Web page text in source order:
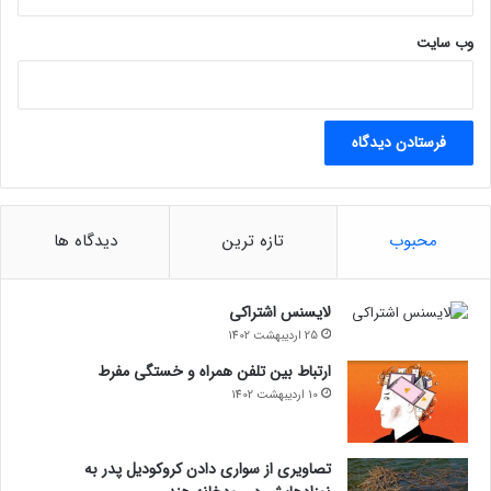
کاربران VIP صرافی تبدیل می‌توانند از این قابلیت استفاده کرده و
بازدهی معاملات خود را به سطحی جدید برسانند.
وب‌ سایت
محبوب تازه ترین دیدگاه ها
لایسنس اشتراکی
25 اردیبهشت 1402
ارتباط بین تلفن همراه و خستگی مفرط
10 اردیبهشت 1402
تصاویری از سواری دادن کروکودیل پدر به